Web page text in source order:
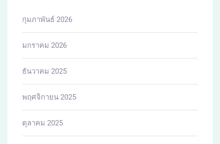
กุมภาพันธ์ 2026
มกราคม 2026
ธันวาคม 2025
พฤศจิกายน 2025
ตุลาคม 2025